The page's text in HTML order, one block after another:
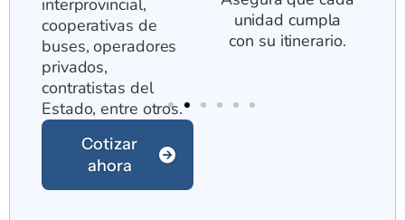
interprovincial,
cooperativas de
buses, operadores
privados,
contratistas del
Estado, entre otros.
Cotizar
ahora
unidad cumpla
con su itinerario.